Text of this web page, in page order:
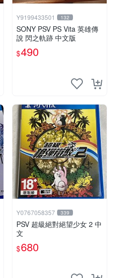
Y9199433501 132
SONY PSV PS Vita 英雄傳
說 閃之軌跡 中文版
$490
Y0767058357 339
PSV 超級絕對絕望少女 2 中
文
$680